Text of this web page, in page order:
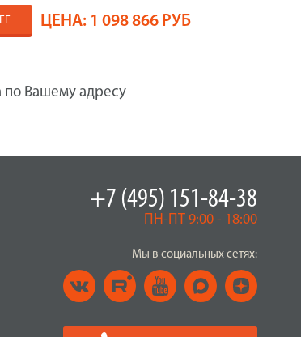
ЦЕНА: 1 098 866 РУБ
по Вашему адресу
+7 (495) 151-84-38
ПН-ПТ 9:00 - 18:00
Мы в социальных сетях: